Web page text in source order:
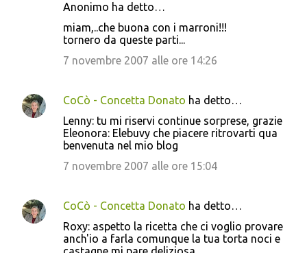
Anonimo ha detto…
miam,..che buona con i marroni!!!
tornero da queste parti...
7 novembre 2007 alle ore 14:26
CoCò - Concetta Donato ha detto…
Lenny: tu mi riservi continue sorprese, grazie
Eleonora: Elebuvy che piacere ritrovarti qua
benvenuta nel mio blog
7 novembre 2007 alle ore 15:04
CoCò - Concetta Donato ha detto…
Roxy: aspetto la ricetta che ci voglio provare
anch'io a farla comunque la tua torta noci e